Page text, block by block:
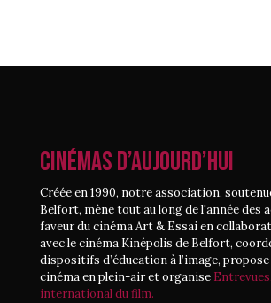
CINÉMAS D’AUJOURD’HUI
Créée en 1990, notre association,
Belfort, mène tout au long de l'année des
faveur du cinéma Art & Essai en
avec le cinéma Kinépolis de Belfort,
dispositifs d’éducation à l’image,
cinéma en plein-air et organise
international du film.